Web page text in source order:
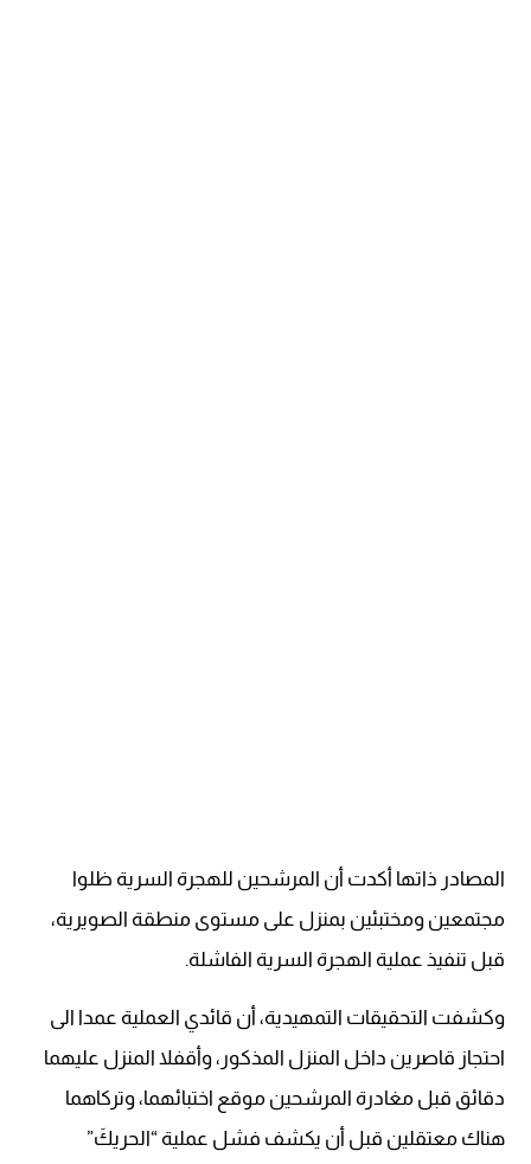
المصادر ذاتها أكدت أن المرشحين للهجرة السرية ظلوا
مجتمعين ومختبئين بمنزل على مستوى منطقة الصويرية،
قبل تنفيذ عملية الهجرة السرية الفاشلة.
وكشفت التحقيقات التمهيدية، أن قائدي العملية عمدا الى
احتجاز قاصرين داخل المنزل المذكور، وأقفلا المنزل عليهما
دقائق قبل مغادرة المرشحين موقع اختبائهما، وتركاهما
هناك معتقلين قبل أن يكشف فشل عملية “الحريكَ”